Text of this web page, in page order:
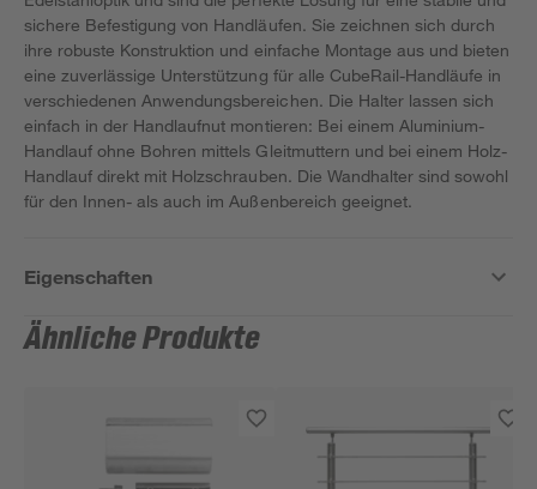
sichere Befestigung von Handläufen. Sie zeichnen sich durch
ihre robuste Konstruktion und einfache Montage aus und bieten
eine zuverlässige Unterstützung für alle CubeRail-Handläufe in
verschiedenen Anwendungsbereichen. Die Halter lassen sich
einfach in der Handlaufnut montieren: Bei einem Aluminium-
Handlauf ohne Bohren mittels Gleitmuttern und bei einem Holz-
Handlauf direkt mit Holzschrauben. Die Wandhalter sind sowohl
für den Innen- als auch im Außenbereich geeignet.
Eigenschaften
Ähnliche Produkte